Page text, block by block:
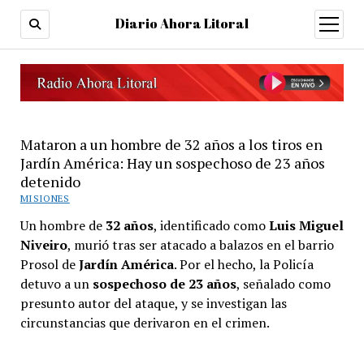
Diario Ahora Litoral
open
menu
Mataron a un hombre de 32 años a los tiros en
Jardín América: Hay un sospechoso de 23 años
detenido
MISIONES
Un hombre de 32 años, identificado comoLuis Miguel
Niveiro, murió tras ser atacado a balazos en el barrio
Prosol deJardín América. Por el hecho, la Policía
detuvo a un sospechoso de 23 años, señalado como
presunto autor del ataque, y se investigan las
circunstancias que derivaron en el crimen.